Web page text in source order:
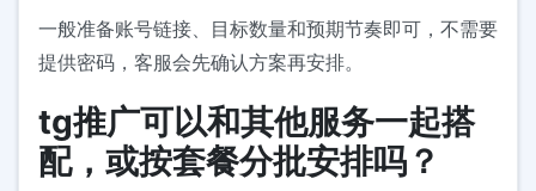
一般准备账号链接、目标数量和预期节奏即可，不需要
提供密码，客服会先确认方案再安排。
tg推广可以和其他服务一起搭
配，或按套餐分批安排吗？